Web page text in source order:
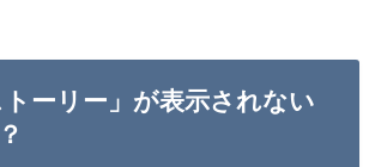
ーリー」が表示されない